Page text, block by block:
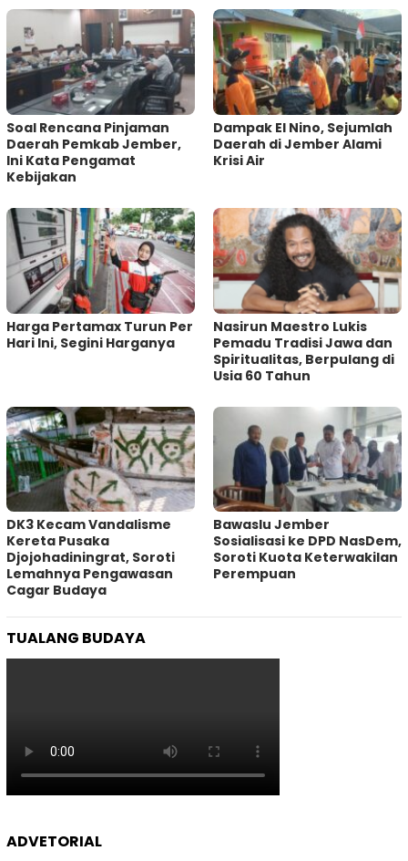
‎Soal Rencana Pinjaman
Daerah Pemkab Jember,
Ini Kata Pengamat
Kebijakan ‎
Dampak El Nino, Sejumlah
Daerah di Jember Alami
Krisi Air
Harga Pertamax Turun Per
Hari Ini, Segini Harganya
‎Nasirun Maestro Lukis
Pemadu Tradisi Jawa dan
Spiritualitas, Berpulang di
Usia 60 Tahun
DK3 Kecam Vandalisme
Kereta Pusaka
Djojohadiningrat, Soroti
Lemahnya Pengawasan
Cagar Budaya
Bawaslu Jember
Sosialisasi ke DPD NasDem,
Soroti Kuota Keterwakilan
Perempuan
TUALANG BUDAYA
ADVETORIAL